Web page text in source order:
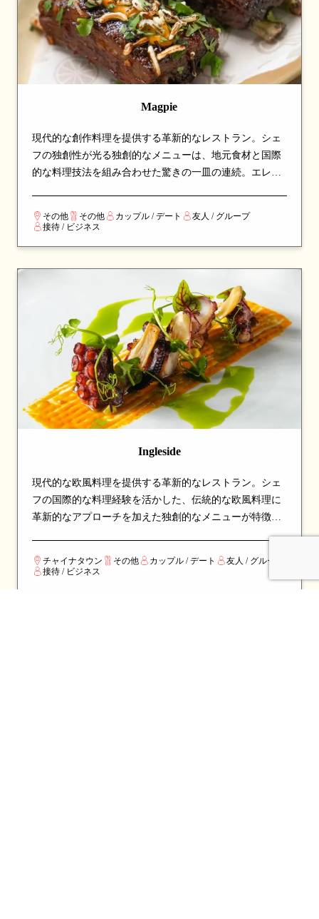
Magpie
現代的な創作料理を提供する革新的なレストラン。シェ
フの独創性が光る独創的なメニューは、地元食材と国際
的な料理技法を組み合わせた驚きの一皿の連続。エレガ
ポットです。
その他 その他 カップル / デート
友人 / グループ
接待 / ビジネス
Ingleside
現代的な欧風料理を提供する革新的なレストラン。シェ
フの国際的な料理経験を活かした、伝統的な欧風料理に
革新的なアプローチを加えた独創的なメニューが特徴。
エレガントな空間で楽しむ、洗練されたダイニング体験
チャイナタウン その他 カップル / デート
友人 / グループ
接待 / ビジネス